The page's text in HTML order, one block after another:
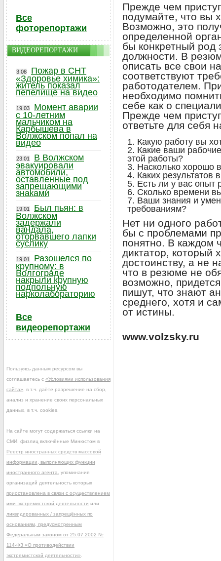
Прежде чем
подумайте, что вы
Возможно, это
определенной
бы конкретный род
должности. В
описать все свои
соответствуют
работодателем.
необходимо
себе как о
Прежде чем
ответьте для себя
Какую работу вы
Какие ваши
этой работы?
Насколько хорошо
Каких результатов
Есть ли у вас опыт
Сколько времени
Ваши знания и
требованиям?
Нет ни одного
бы с проблемами
понятно. В каждом
диктатор, который
достоинству, а не
что в резюме не
возможно,
пишут, что знают
среднего, хотя и
от истины.
www.volzsky.ru
Все
фоторепортажи
ВИДЕОРЕПОРТАЖИ
3.08
Пожар в СНТ
«Здоровье химика»:
житель показал
пепелище на видео
19.03
Момент аварии
с 10-летним
мальчиком на
Карбышева в
Волжском попал на
видео
23.01
В Волжском
эвакуировали
автомобили,
оставленные под
запрещающими
знаками
19.01
Был пьян: в
Волжском
задержали
вандала,
оторвавшего лапки
суслику
19.01
Разошелся по
крупному: в
Волгограде
накрыли крупную
подпольную
нарколабораторию
Все
видеорепортажи
Пользуясь данным ресурсом вы
соглашаетесь с «Условиями использования
сайта» , в т.ч. даёте разрешение на сбор,
анализ и хранение своих персональных
данных, в т.ч. cookies.
На сайте могут содержаться ссылки на
СМИ, физлиц включённые Минюстом в
Реестр иностранных средств массовой
информации, выполняющих функции
иностранного агента , упоминания
организаций деятельность которых
приостановлена в связи с осуществлением
ими экстремистской деятельности или
ликвидированных / запрещённых по
основаниям, предусмотренным
Федеральным законом от 25.07.2002 №
114-ФЗ «О противодействии
экстремистской деятельности»